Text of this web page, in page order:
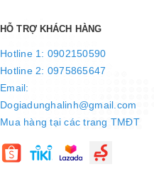
HỖ TRỢ KHÁCH HÀNG
Hotline 1: 0902150590
Hotline 2: 0975865647
Email:
Dogiadunghalinh@gmail.com
Mua hàng tại các trang TMĐT